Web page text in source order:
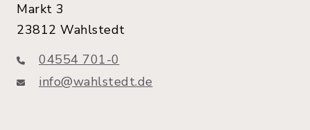
Markt 3
23812 Wahlstedt
04554 701-0
info@wahlstedt.de